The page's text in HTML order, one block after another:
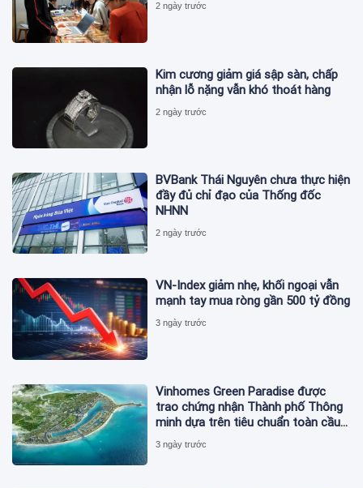
2 ngày trước
Kim cương giảm giá sập sàn, chấp
nhận lỗ nặng vẫn khó thoát hàng
2 ngày trước
BVBank Thái Nguyên chưa thực hiện
đầy đủ chỉ đạo của Thống đốc
NHNN
2 ngày trước
VN-Index giảm nhẹ, khối ngoại vẫn
mạnh tay mua ròng gần 500 tỷ đồng
3 ngày trước
Vinhomes Green Paradise được
trao chứng nhận Thành phố Thông
minh dựa trên tiêu chuẩn toàn cầu
ISO 37122
3 ngày trước